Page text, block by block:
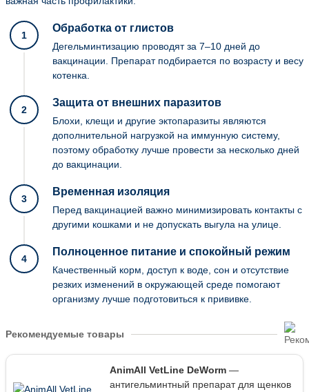
1
Обработка от глистов
Дегельминтизацию проводят за 7–10 дней до
вакцинации. Препарат подбирается по возрасту и весу
котенка.
2
Защита от внешних паразитов
Блохи, клещи и другие эктопаразиты являются
дополнительной нагрузкой на иммунную систему,
поэтому обработку лучше провести за несколько дней
до вакцинации.
3
Временная изоляция
Перед вакцинацией важно минимизировать контакты с
другими кошками и не допускать выгула на улице.
4
Полноценное питание и спокойный режим
Качественный корм, доступ к воде, сон и отсутствие
резких изменений в окружающей среде помогают
организму лучше подготовиться к прививке.
Рекомендуемые товары
AnimAll VetLine DeWorm—
антигельминтный препарат для щенков